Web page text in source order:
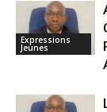
Expressions
Jeunes